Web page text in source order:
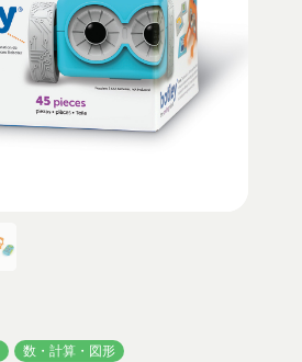
数・計算・図形